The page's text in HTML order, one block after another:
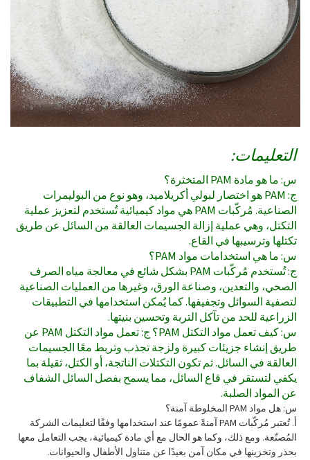
التعليمات:
س: ما هو مادة PAM المتخثرة؟
ج: PAM هو اختصار لبولي أكريلاميد، وهو نوع من البوليمرات
الصناعية. مُركّبات PAM هي مواد كيميائية تُستخدم لتعزيز عملية
التكتل، وهي عملية إزالة الجسيمات العالقة من السائل عن طريق
تكتلها وترسيبها في القاع.
س: ما هي استخدامات مواد PAM؟
ج: تُستخدم مُركّبات PAM بشكل شائع في معالجة مياه الصرف
الصحي، والتعدين، وصناعة الورق، وغيرها من العمليات الصناعية
لتصفية السوائل وتجفيفها. كما يُمكن استخدامها في التطبيقات
الزراعية للحد من تآكل التربة وتحسين بنيتها.
س: كيف تعمل مواد التكتل PAM؟ ج: تعمل مواد التكتل PAM عن
طريق إنشاء جزيئات كبيرة ولزجة تجذب وتربط معًا الجسيمات
العالقة في السائل. ثم تكون التكتلات الناتجة، أو الكتل، ثقيلة بما
يكفي لتستقر في قاع السائل، مما يسمح بفصل السائل الشفاف
عن المواد الصلبة.
س: هل مواد PAM المخلوطة آمنة؟
أ. تُعتبر مُركّبات PAM آمنةً عمومًا عند استخدامها وفقًا لتعليمات الشركة
المُصنّعة. ومع ذلك، وكما هو الحال مع أي مادة كيميائية، يجب التعامل معها
بحذر وتخزينها في مكان آمن بعيدًا عن متناول الأطفال والحيوانات.